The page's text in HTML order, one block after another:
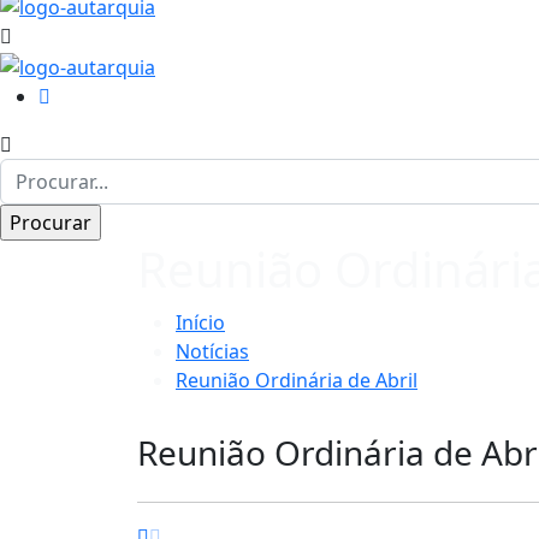
Início
Notícias
Reunião Ordinária de Abril
Reunião Ordinária de